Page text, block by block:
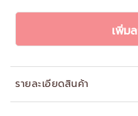
เพิ่ม
รายละเอียดสินค้า